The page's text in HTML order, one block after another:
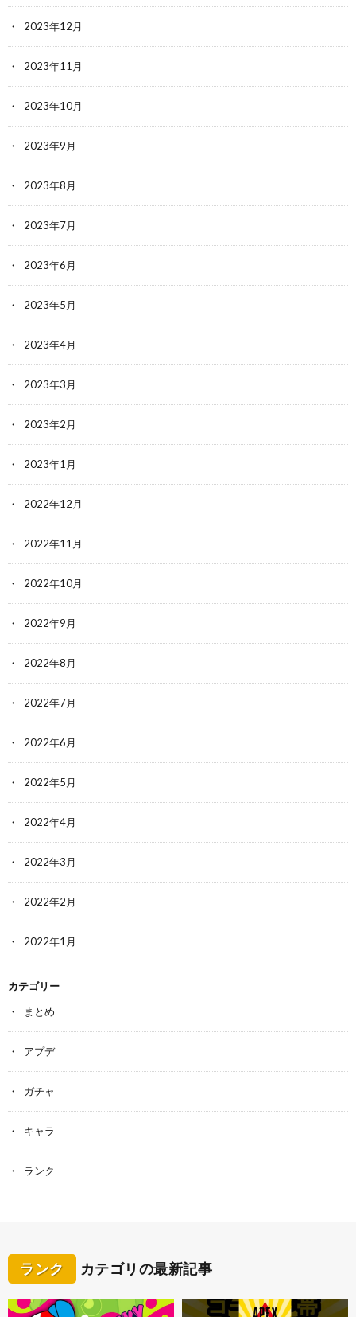
2023年12月
2023年11月
2023年10月
2023年9月
2023年8月
2023年7月
2023年6月
2023年5月
2023年4月
2023年3月
2023年2月
2023年1月
2022年12月
2022年11月
2022年10月
2022年9月
2022年8月
2022年7月
2022年6月
2022年5月
2022年4月
2022年3月
2022年2月
2022年1月
カテゴリー
まとめ
アプデ
ガチャ
キャラ
ランク
ランク カテゴリの最新記事